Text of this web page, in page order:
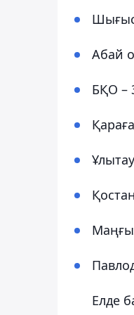
Шығыс
Абай
БҚО –
Елде